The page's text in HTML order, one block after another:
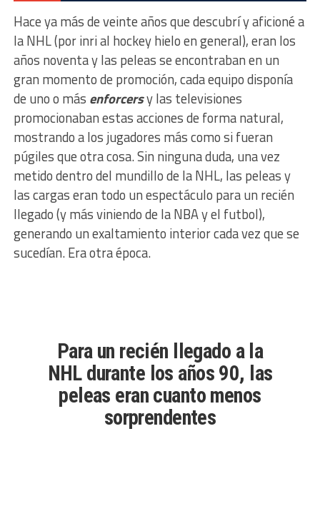
Hace ya más de veinte años que descubrí y aficioné a
la NHL (por inri al hockey hielo en general), eran los
años noventa y las peleas se encontraban en un
gran momento de promoción, cada equipo disponía
de uno o más enforcersy las televisiones
promocionaban estas acciones de forma natural,
mostrando a los jugadores más como si fueran
púgiles que otra cosa. Sin ninguna duda, una vez
metido dentro del mundillo de la NHL, las peleas y
las cargas eran todo un espectáculo para un recién
llegado (y más viniendo de la NBA y el futbol),
generando un exaltamiento interior cada vez que se
sucedían. Era otra época.
Para un recién llegado a la
NHL durante los años 90, las
peleas eran cuanto menos
sorprendentes